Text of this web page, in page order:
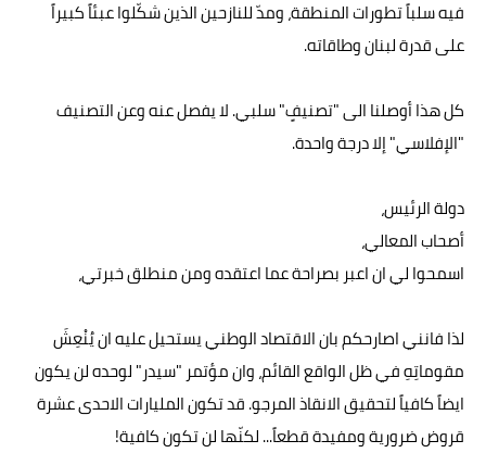
فيه سلباً تطورات المنطقة، ومدّ للنازحين الذين شكّلوا عبئاً كبيراً
على قدرة لبنان وطاقاته.
كل هذا أوصلنا الى "تصنيفٍ" سلبي. لا يفصل عنه وعن التصنيف
"الإفلاسي" إلا درجة واحدة.
دولة الرئيس،
أصحاب المعالي،
اسمحوا لي ان اعبر بصراحة عما اعتقده ومن منطلق خبرتي،
لذا فانني اصارحكم بان الاقتصاد الوطني يستحيل عليه ان يُنْعِشَ
مقوماتِهِ في ظل الواقع القائم، وان مؤتمر "سيدر" لوحده لن يكون
ايضاً كافياً لتحقيق الانقاذ المرجو. قد تكون المليارات الاحدى عشرة
قروض ضرورية ومفيدة قطعاً... لكنّها لن تكون كافية!